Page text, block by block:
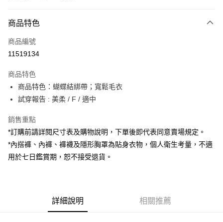
信用卡一次付款
超商取貨付款
Apple Pay
街口支付
Google Pay
大哥付你分期
相關說明
AFTEE先享後付是「在收到商品之後才付款」的支付方式。 讓您購物簡單
商品特色
商品編號
11519134
商品特色
商品特色：蝴蝶結綁帶；寬鬆毛衣
試穿報告 : 美柔 / F / 適中
銷售重點
*訂購前請詳閱尺寸表及購物說明，下單後即代表同意賣場規定。
*內搭褲、內褲、褲襪及隱形胸罩為貼身衣物，個人衛生考量，不適
用於七日鑑賞期，恕不接受退貨。
詳細說明 相關推薦